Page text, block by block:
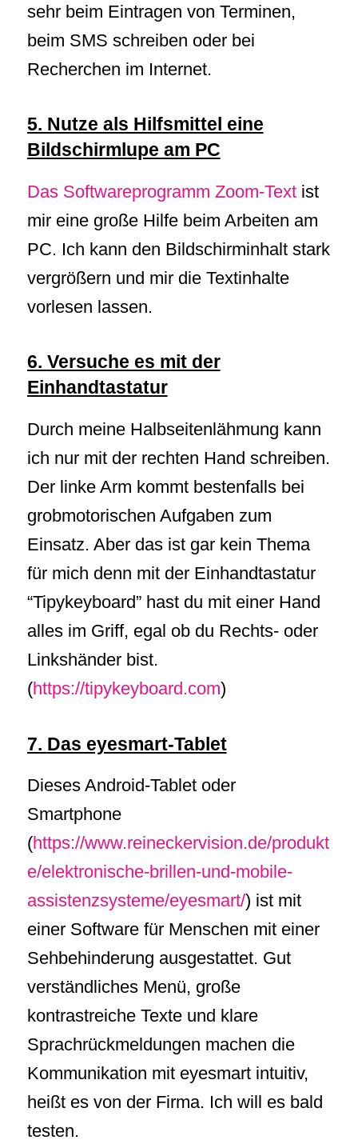
sehr beim Eintragen von Terminen,
beim SMS schreiben oder bei
Recherchen im Internet.
5. Nutze als Hilfsmittel eine
Bildschirmlupe am PC
Das Softwareprogramm Zoom-Textist
mir eine große Hilfe beim Arbeiten am
PC. Ich kann den Bildschirminhalt stark
vergrößern und mir die Textinhalte
vorlesen lassen.
6. Versuche es mit der
Einhandtastatur
Durch meine Halbseitenlähmung kann
ich nur mit der rechten Hand schreiben.
Der linke Arm kommt bestenfalls bei
grobmotorischen Aufgaben zum
Einsatz. Aber das ist gar kein Thema
für mich denn mit der Einhandtastatur
“Tipykeyboard” hast du mit einer Hand
alles im Griff, egal ob du Rechts- oder
Linkshänder bist.
(https://tipykeyboard.com)
7. Das eyesmart-Tablet
Dieses Android-Tablet oder
Smartphone
(https://www.reineckervision.de/produkt
e/elektronische-brillen-und-mobile-
assistenzsysteme/eyesmart/) ist mit
einer Software für Menschen mit einer
Sehbehinderung ausgestattet. Gut
verständliches Menü, große
kontrastreiche Texte und klare
Sprachrückmeldungen machen die
Kommunikation mit eyesmart intuitiv,
heißt es von der Firma. Ich will es bald
testen.